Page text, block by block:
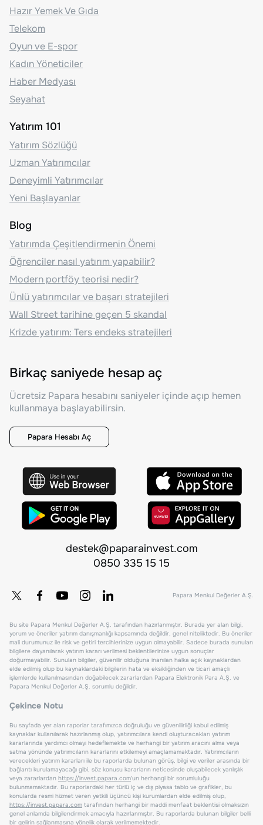
Hazır Yemek Ve Gıda
Telekom
Oyun ve E-spor
Kadın Yöneticiler
Haber Medyası
Seyahat
Yatırım 101
Yatırım Sözlüğü
Uzman Yatırımcılar
Deneyimli Yatırımcılar
Yeni Başlayanlar
Blog
Yatırımda Çeşitlendirmenin Önemi
Öğrenciler nasıl yatırım yapabilir?
Modern portföy teorisi nedir?
Ünlü yatırımcılar ve başarı stratejileri
Wall Street tarihine geçen 5 skandal
Krizde yatırım: Ters endeks stratejileri
Birkaç saniyede hesap aç
Ücretsiz Papara hesabını saniyeler içinde açıp hemen
kullanmaya başlayabilirsin.
Papara Hesabı Aç
destek@paparainvest.com
0850 335 15 15
Papara Menkul Değerler A.Ş.
Bu site Papara Menkul Değerler A.Ş. tarafından hazırlanmıştır. Burada yer alan bilgi,
yorum ve öneriler yatırım danışmanlığı kapsamında değildir, genel niteliktedir. Bu öneriler
mali durumunuz ile risk ve getiri tercihlerinize uygun olmayabilir. Sadece burada sunulan
bilgilere dayanılarak yatırım kararı verilmesi beklentilerinize uygun sonuçlar
doğurmayabilir. Sunulan bilgiler, güvenilir olduğuna inanılan halka açık kaynaklardan
elde edilmiş olup bu kaynaklardaki bilgilerin hata ve eksikliğinden ve ticari amaçlı
işlemlerde kullanılmasından doğabilecek zararlardan Papara Elektronik Para A.Ş. ve
Papara Menkul Değerler A.Ş. sorumlu değildir.
Çekince Notu
Bu sayfada yer alan raporlar tarafımızca doğruluğu ve güvenilirliği kabul edilmiş
kaynaklar kullanılarak hazırlanmış olup, yatırımcılara kendi oluşturacakları yatırım
kararlarında yardımcı olmayı hedeflemekte ve herhangi bir yatırım aracını alma veya
satma yönünde yatırımcıların kararlarını etkilemeyi amaçlamamaktadır. Yatırımcıların
verecekleri yatırım kararları ile bu raporlarda bulunan görüş, bilgi ve veriler arasında bir
bağlantı kurulamayacağı gibi, söz konusu kararların neticesinde oluşabilecek yanlışlık
veya zararlardan https://invest.papara.com'un herhangi bir sorumluluğu
bulunmamaktadır. Bu raporlardaki her türlü iç ve dış piyasa tablo ve grafikler, bu
konularda resmi hizmet veren yetkili üçüncü kişi kurumlardan elde edilmiş olup,
https://invest.papara.com tarafından herhangi bir maddi menfaat beklentisi olmaksızın
genel anlamda bilgilendirmek amacıyla hazırlanmıştır. Bu raporlarda bulunan bilgiler belli
bir gelirin sağlanmasına yönelik olarak verilmemektedir.